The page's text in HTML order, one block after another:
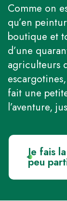
Comme on
qu’en
boutique et
d’une
agriculteurs
fait une
l’aventure,
Je fais
peu